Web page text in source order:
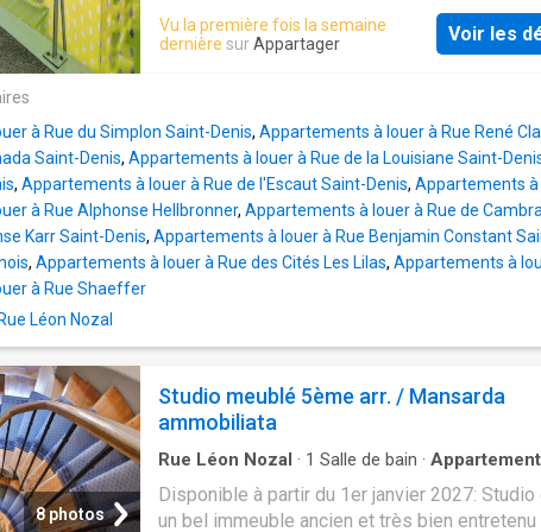
de l’arrêt de tramway T2 « Victor Basch », vous
rejoignez La Défense en 10 minutes
moments de détente - Trois chambres
(dont deux ayant un accès direct à un balcon):
grande chambre de 14 m² (possible de
cette chambre pour 2 pers) - Une chambre de
- Une chambre de 9 m² avec placard intégré -
salles d’eau: une salle de bain et une salle de
compléter ce bel appartement. Les charges
l'eau froide, l'entretien de la copropriété,
) Souscription à p
Vu la première fois la semaine
dernière surAppartager Voir les
à Rue du Simplon Saint-Denis, Appartements à louer à Rue René
Saint-Denis, Appartements à louer à Rue de la Louisiane Saint-
, Appartements à louer à Rue de l'Escaut Saint-Denis, Appartements à
à Rue Alphonse Hellbronner, Appartements à louer à Rue de
Karr Saint-Denis, Appartements à louer à Rue Benjamin Constant
, Appartements à louer à Rue des Cités Les Lilas, Appartements à
à Rue Shaeffer
Léon Nozal
8 photos
Studio meublé 5ème arr. / Mansarda
ammobiliata
Rue Léon Nozal · 1 Salle de bain · Appartement
Disponible à partir du 1er janvier 2027: Studio
un bel immeuble ancien et très bien entretenu